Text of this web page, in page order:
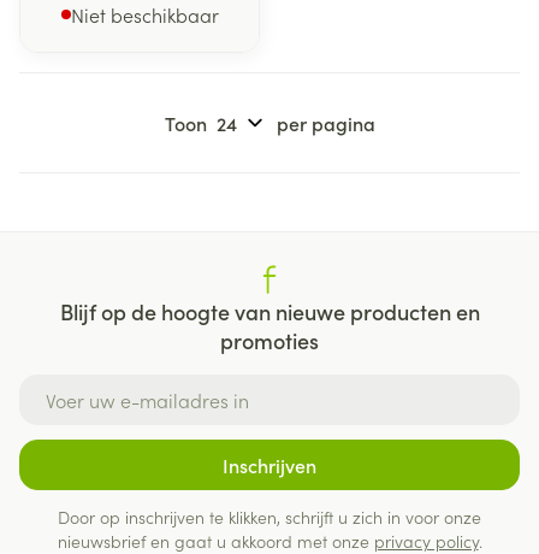
Niet beschikbaar
Toon per pagina
Blijf op de hoogte van nieuwe producten en
promoties
Inschrijven
Door op inschrijven te klikken, schrijft u zich in voor onze
nieuwsbrief en gaat u akkoord met onze privacy policy.